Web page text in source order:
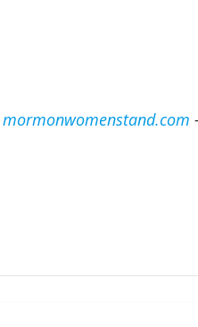
mormonwomenstand.com